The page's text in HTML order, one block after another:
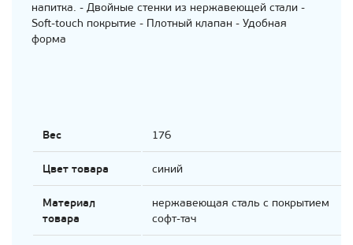
напитка. - Двойные стенки из нержавеющей стали -
Soft-touch покрытие - Плотный клапан - Удобная
форма
Вес 176
Цвет товара синий
Материал
товара
нержавеющая cталь с покрытием
софт-тач